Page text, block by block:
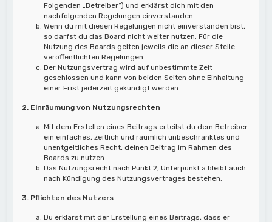
Folgenden „Betreiber“) und erklärst dich mit den
nachfolgenden Regelungen einverstanden.
Wenn du mit diesen Regelungen nicht einverstanden bist,
so darfst du das Board nicht weiter nutzen. Für die
Nutzung des Boards gelten jeweils die an dieser Stelle
veröffentlichten Regelungen.
Der Nutzungsvertrag wird auf unbestimmte Zeit
geschlossen und kann von beiden Seiten ohne Einhaltung
einer Frist jederzeit gekündigt werden.
2. Einräumung von Nutzungsrechten
Mit dem Erstellen eines Beitrags erteilst du dem Betreiber
ein einfaches, zeitlich und räumlich unbeschränktes und
unentgeltliches Recht, deinen Beitrag im Rahmen des
Boards zu nutzen.
Das Nutzungsrecht nach Punkt 2, Unterpunkt a bleibt auch
nach Kündigung des Nutzungsvertrages bestehen.
3. Pflichten des Nutzers
Du erklärst mit der Erstellung eines Beitrags, dass er